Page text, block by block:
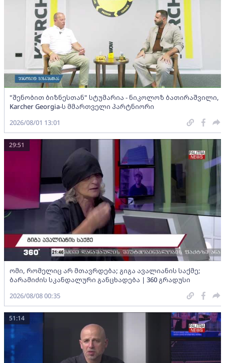
"შენობით ბიზნესთან" სტუმარია - ნიკოლოზ ბათირაშვილი,
Karcher Georgia-ს მმართველი პარტნიორი
2026/08/01 13:01
ომი, რომელიც არ მთავრდება; გიგა ავალიანის საქმე;
ბარამიძის სკანდალური განცხადება | 360 გრადუსი
29:51
2026/08/08 00:35
51:14